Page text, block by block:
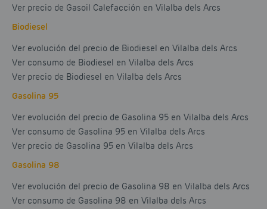
Ver precio de Gasoil Calefacción en Vilalba dels Arcs
Biodiesel
Ver evolución del precio de Biodiesel en Vilalba dels Arcs
Ver consumo de Biodiesel en Vilalba dels Arcs
Ver precio de Biodiesel en Vilalba dels Arcs
Gasolina 95
Ver evolución del precio de Gasolina 95 en Vilalba dels Arcs
Ver consumo de Gasolina 95 en Vilalba dels Arcs
Ver precio de Gasolina 95 en Vilalba dels Arcs
Gasolina 98
Ver evolución del precio de Gasolina 98 en Vilalba dels Arcs
Ver consumo de Gasolina 98 en Vilalba dels Arcs